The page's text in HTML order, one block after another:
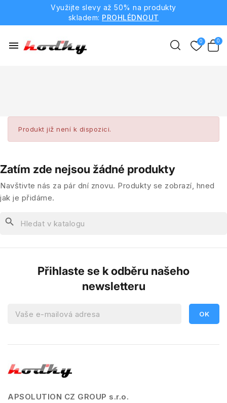
Využijte slevy až 50% na produkty
skladem: PROHLÉDNOUT
menu
Produkt již není k dispozici.
Zatím zde nejsou žádné produkty
Navštivte nás za pár dní znovu. Produkty se zobrazí, hned
jak je přidáme.
search
Přihlaste se k odběru našeho
newsletteru
APSOLUTION CZ GROUP s.r.o.